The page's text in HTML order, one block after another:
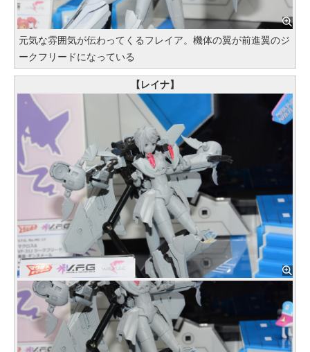
元気な雰囲気が伝わってくるフレイア。機体の翼が前進翼のジ
ークフリードになっている
【レイナ】